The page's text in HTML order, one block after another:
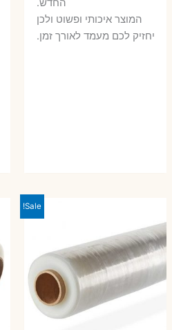
החדש.
המוצר איכותי ופשוט ולכן
יחזיק לכם מעמד לאורך זמן.
Sale!